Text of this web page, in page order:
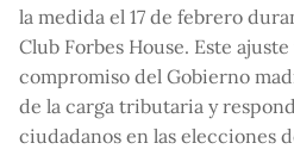
la medida el 17 de febrero
Club Forbes House. Este
compromiso del Gobierno
de la carga tributaria y
ciudadanos en las elecciones